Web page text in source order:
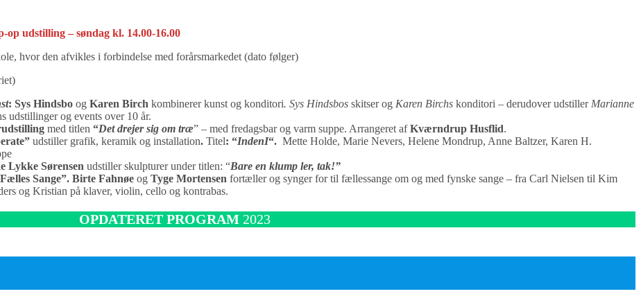
udstilling – søndag kl. 14.00-16.00
hvor den afvikles i forbindelse med forårsmarkedet (dato følger)
: Sys Hindsbo og Karen Birch kombinerer kunst og konditori. Sys Hindsbos skitser og Karen Birchs konditori – derudover udstiller Marianne
udstillinger og events over 10 år.
med titlen “Det drejer sig om træ” – med fredagsbar og varm suppe. Arrangeret afKværndrup Husflid.
udstiller grafik, keramik og installation. Titel: “IndenI“. Mette Holde, Marie Nevers, Helene Mondrup, Anne Baltzer, Karen H.
Lykke Sørensen udstiller skulpturer under titlen: “Bare en klump ler, tak!”
Sange”. Birte Fahnøe og Tyge Mortensen fortæller og synger for til fællessange om og med fynske sange – fra Carl Nielsen til Kim
og Kristian på klaver, violin, cello og kontrabas.
OPDATERET PROGRAM 2023